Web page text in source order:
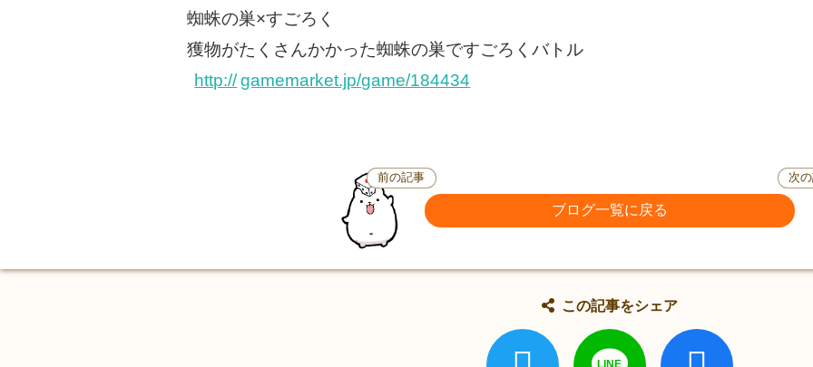
蜘蛛の巣×すごろく
獲物がたくさんかかった蜘蛛の巣ですごろくバトル
http://gamemarket.jp/game/184434
前の記事
ブログ一覧に戻る
次
この記事をシェア